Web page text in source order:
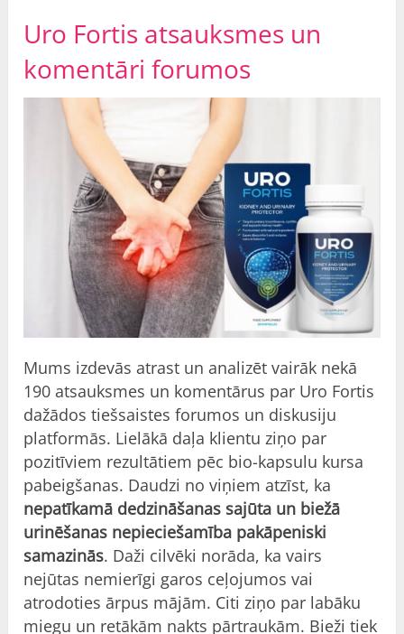
Uro Fortis atsauksmes un
komentāri forumos
Mums izdevās atrast un analizēt vairāk nekā
190 atsauksmes un komentārus par Uro Fortis
dažādos tiešsaistes forumos un diskusiju
platformās. Lielākā daļa klientu ziņo par
pozitīviem rezultātiem pēc bio-kapsulu kursa
pabeigšanas. Daudzi no viņiem atzīst, ka
nepatīkamā dedzināšanas sajūta un biežā
urinēšanas nepieciešamība pakāpeniski
samazinās. Daži cilvēki norāda, ka vairs
nejūtas nemierīgi garos ceļojumos vai
atrodoties ārpus mājām. Citi ziņo par labāku
miegu un retākām nakts pārtraukām. Bieži tiek